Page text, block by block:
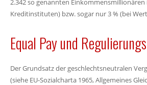
Kreditinstituten) bzw. sogar nur 3 % (bei
Equal Pay und
Der Grundsatz der geschlechtsneutralen
(siehe EU-Sozialcharta 1965, Allgemeines